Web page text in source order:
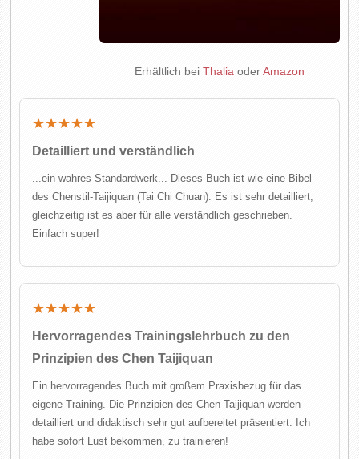
Erhältlich bei Thalia oderAmazon
★★★★★
Detailliert und verständlich
...ein wahres Standardwerk... Dieses Buch ist wie eine Bibel
des Chenstil-Taijiquan (Tai Chi Chuan). Es ist sehr detailliert,
gleichzeitig ist es aber für alle verständlich geschrieben.
Einfach super!
★★★★★
Hervorragendes Trainingslehrbuch zu den
Prinzipien des Chen Taijiquan
Ein hervorragendes Buch mit großem Praxisbezug für das
eigene Training. Die Prinzipien des Chen Taijiquan werden
detailliert und didaktisch sehr gut aufbereitet präsentiert. Ich
habe sofort Lust bekommen, zu trainieren!